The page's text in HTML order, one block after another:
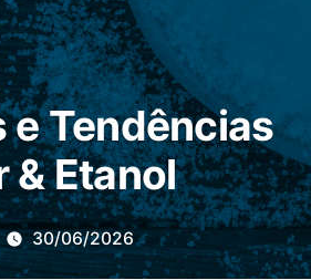
e Tendências
& Etanol
30/06/2026